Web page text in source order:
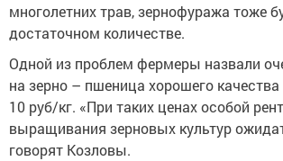
многолетних трав, зернофуража тоже
достаточном количестве.
Одной из проблем фермеры назвали
на зерно – пшеница хорошего
10 руб/кг. «При таких ценах особой
выращивания зерновых культур
говорят Козловы.